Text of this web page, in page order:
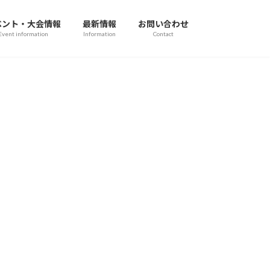
ト・大会情報
information
最新情報
Information
お問い合わせ
Contact